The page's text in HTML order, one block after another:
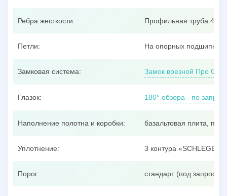
Ребра жесткости: Профильная труба
Петли: На опорных
Замковая система: Замок врезной Про Сам
Глазок: 180° обзора - по
Наполнение полотна и коробки: базальтовая плита,
Уплотнение: 3 контура «SCHLEGEL»
Порог: стандарт (под запрос –